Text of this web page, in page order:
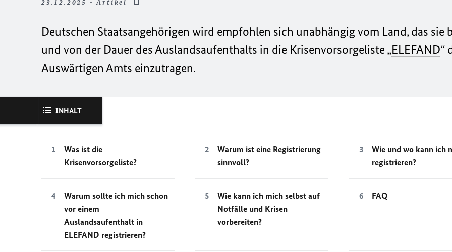
23.12.2025 - Artikel
Deutschen Staatsangehörigen wird empfohlen sich unabhängig vom Land, das sie
und von der Dauer des Auslandsaufenthalts in die Krisenvorsorgeliste „ELEFAND“
Auswärtigen Amts einzutragen.
INHALT
Was ist die
Krisenvorsorgeliste?
Warum ist eine Registrierung
sinnvoll?
Wie und wo kann ich
registrieren?
Warum sollte ich mich schon
vor einem
Auslandsaufenthalt in
ELEFAND registrieren?
Wie kann ich mich selbst auf
Notfälle und Krisen
vorbereiten?
FAQ